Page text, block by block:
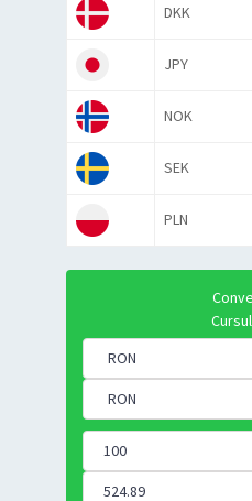
DKK
JPY
NOK
SEK
PLN